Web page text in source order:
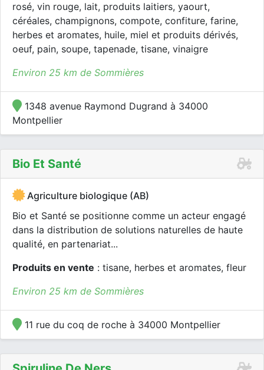
rosé, vin rouge, lait, produits laitiers, yaourt,
céréales, champignons, compote, confiture, farine,
herbes et aromates, huile, miel et produits dérivés,
oeuf, pain, soupe, tapenade, tisane, vinaigre
Environ 25 km de Sommières
1348 avenue Raymond Dugrand à 34000
Montpellier
Bio Et Santé
Agriculture biologique (AB)
Bio et Santé se positionne comme un acteur engagé
dans la distribution de solutions naturelles de haute
qualité, en partenariat...
Produits en vente : tisane, herbes et aromates, fleur
Environ 25 km de Sommières
11 rue du coq de roche à 34000 Montpellier